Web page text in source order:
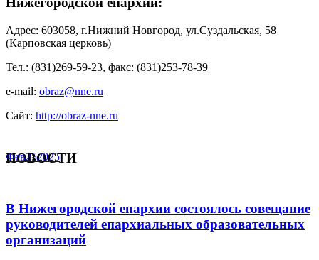
Адрес: 603058, г.Нижний Новгород, ул.Суздальская, 58
(Карповская церковь)
Тел.: (831)269-59-23, факс: (831)253-78-39
e-mail: obraz@nne.ru
Сайт: http://obraz-nne.ru
НОВОСТИ
Фев252025
В Нижегородской епархии состоялось совещание
руководителей епархиальных образовательных
организаций